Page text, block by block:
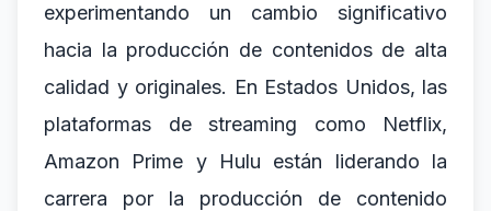
experimentando un cambio significativo
hacia la producción de contenidos de alta
calidad y originales. En Estados Unidos, las
plataformas de streaming como Netflix,
Amazon Prime y Hulu están liderando la
carrera por la producción de contenido